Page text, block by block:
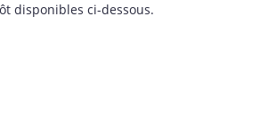
disponibles ci-dessous.